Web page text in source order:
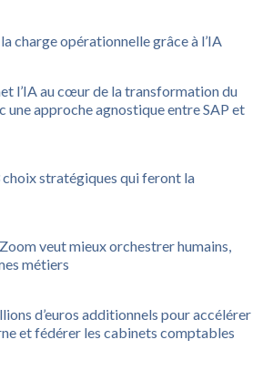
charge opérationnelle grâce à l’IA
l’IA au cœur de la transformation du
une approche agnostique entre SAP et
choix stratégiques qui feront la
veut mieux orchestrer humains,
métiers
d’euros additionnels pour accélérer
et fédérer les cabinets comptables